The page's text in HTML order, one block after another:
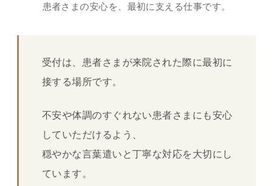
患者さまの安心を、最初に支える仕事です。
受付は、患者さまが来院された際に最初に
接する場所です。
不安や体調のすぐれない患者さまにも安心
していただけるよう、
穏やかな言葉遣いと丁寧な対応を大切にし
ています。